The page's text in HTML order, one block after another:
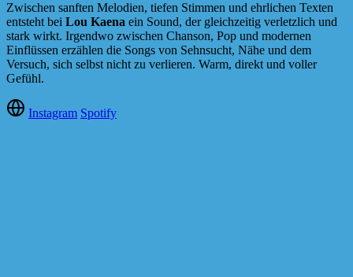
Zwischen sanften Melodien, tiefen Stimmen und ehrlichen Texten
entsteht bei Lou Kaena ein Sound, der gleichzeitig verletzlich und
stark wirkt. Irgendwo zwischen Chanson, Pop und modernen
Einflüssen erzählen die Songs von Sehnsucht, Nähe und dem
Versuch, sich selbst nicht zu verlieren. Warm, direkt und voller
Gefühl.
Instagram Spotify